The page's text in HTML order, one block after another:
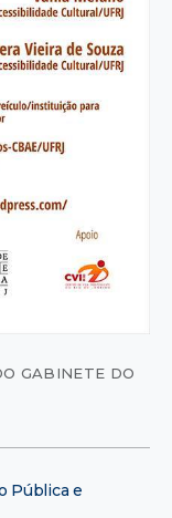
GABINETE DO
Pública e